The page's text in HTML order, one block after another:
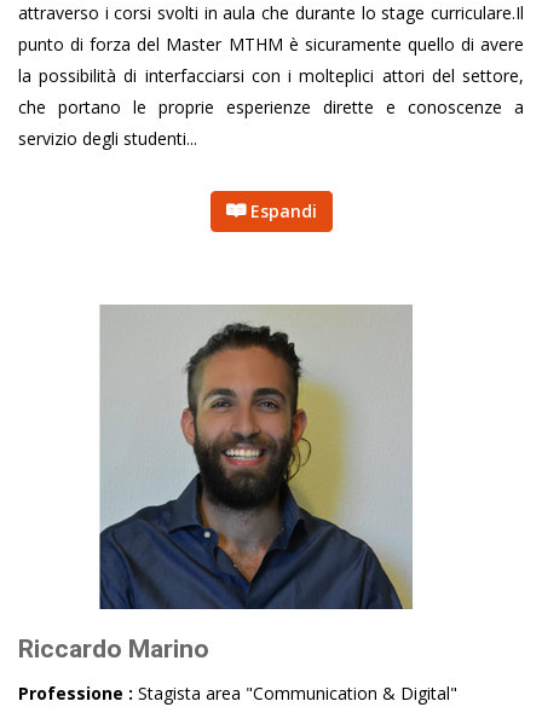
attraverso i corsi svolti in aula che durante lo stage curriculare.Il
punto di forza del Master MTHM è sicuramente quello di avere
la possibilità di interfacciarsi con i molteplici attori del settore,
che portano le proprie esperienze dirette e conoscenze a
servizio degli studenti...
Espandi
Riccardo Marino
Professione : Stagista area "Communication & Digital"